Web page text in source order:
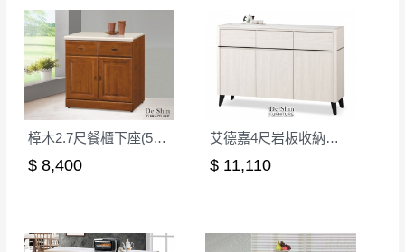
狀況保有出貨的權利。
保護物流人員的工作安全，賣家無提供吊掛服務，若
需以吊車或其他的吊掛方式吊運，費用將由買方自行
支付。
因大型傢俱有組裝、配送的問題，並非一般快速到貨
商品，無法指定特定時間送達，司機當天到貨前皆會
寶貴時間。
或停止運送服務。
台北市、新北市地區固定每周(三)、(日)兩天
收送貨，敬請見諒！
本公司部份商品無維修服務，超過7日鑑賞
期，商品使用年限，因客人使用習慣、居家
環境不同。若屬人為因素導致商品損壞、零
件短缺，則維修、搬運費用，需由消費者自
行吸收(另事先與消費者報價，消費者同意將
若非商品品質瑕疵問題於鑑賞期內退貨之情
樟木2.7尺餐櫃下座(52-2+131)
$ 8,400
艾德嘉4尺岩板收納櫃下座(E43)
$ 11,110